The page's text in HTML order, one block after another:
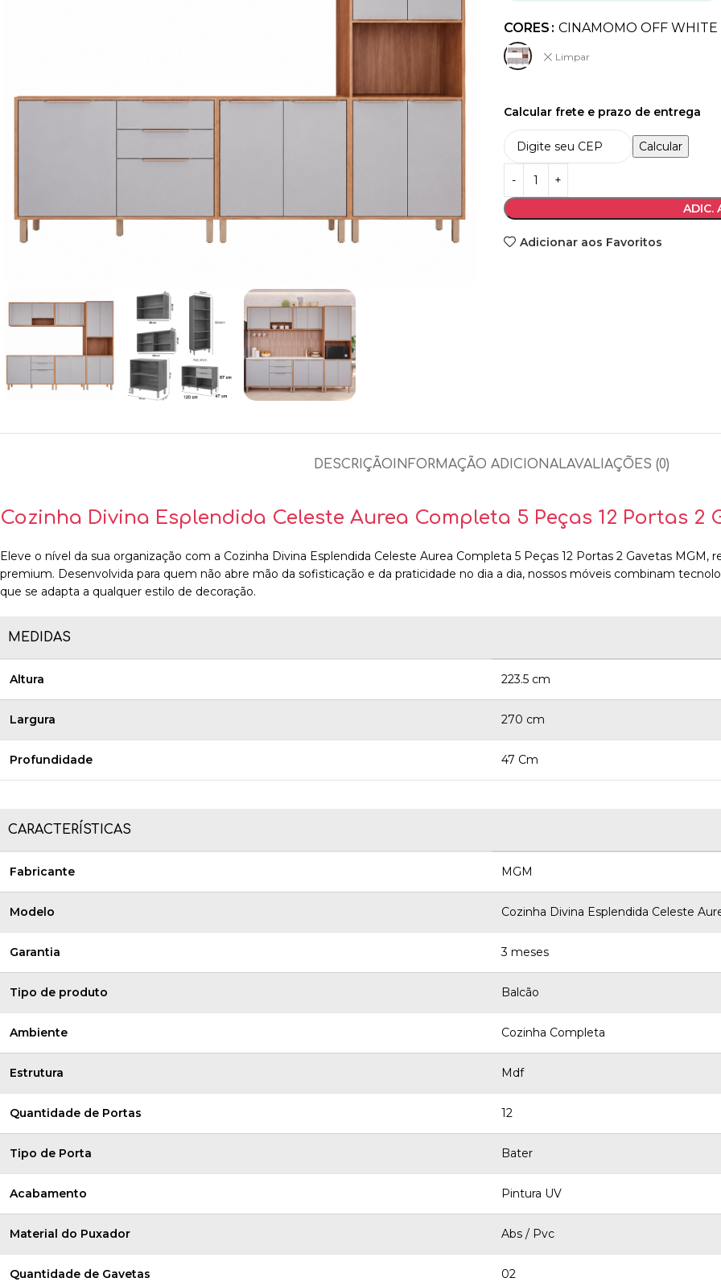
CORES CINAMOMO OFF WHITE
Limpar
Calcular frete e prazo de entrega
Calcular
ADIC.
Adicionar aos Favoritos
DESCRIÇÃO INFORMAÇÃO ADICIONALAVALIAÇÕES (0)
Cozinha Divina Esplendida Celeste Aurea Completa 5 Peças 12 Portas 2
Eleve o nível da sua organização com a Cozinha Divina Esplendida Celeste Aurea Completa 5 Peças 12 Portas 2 Gavetas MGM,
premium. Desenvolvida para quem não abre mão da sofisticação e da praticidade no dia a dia, nossos móveis combinam
que se adapta a qualquer estilo de decoração.
MEDIDAS
Altura 223.5 cm
Largura 270 cm
Profundidade 47 Cm
CARACTERÍSTICAS
Fabricante MGM
Modelo Cozinha Divina Esplendida Celeste
Garantia 3 meses
Tipo de produto Balcão
Ambiente Cozinha Completa
Estrutura Mdf
Quantidade de Portas 12
Tipo de Porta Bater
Acabamento Pintura UV
Material do Puxador Abs / Pvc
Quantidade de Gavetas 02